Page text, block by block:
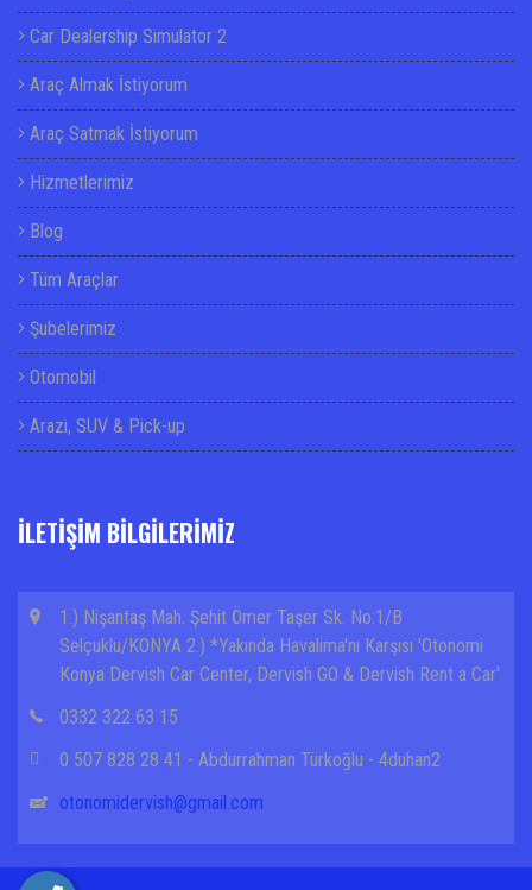
Car Dealership Simulator 2
Araç Almak İstiyorum
Araç Satmak İstiyorum
Hizmetlerimiz
Blog
Tüm Araçlar
Şubelerimiz
Otomobil
Arazi, SUV & Pick-up
İLETİŞİM BİLGİLERİMİZ
1.) Nişantaş Mah. Şehit Ömer Taşer Sk. No:1/B
Selçuklu/KONYA 2.) *Yakında Havalima'nı Karşısı 'Otonomi
Konya Dervish Car Center, Dervish GO & Dervish Rent a Car'
0332 322 63 15
0 507 828 28 41 - Abdurrahman Türkoğlu - 4duhan2
otonomidervish@gmail.com